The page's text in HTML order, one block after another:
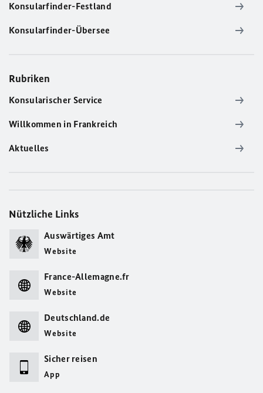
Konsularfinder-Festland
Konsularfinder-Übersee
Rubriken
Konsularischer Service
Willkommen in Frankreich
Aktuelles
Nützliche Links
Auswärtiges Amt
Website
France-Allemagne.fr
Website
Deutschland.de
Website
Sicher reisen
App